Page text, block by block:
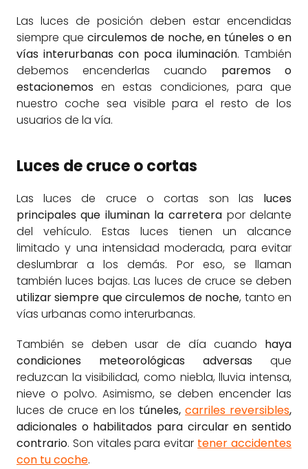
Las luces de posición deben estar encendidas
siempre que circulemos de noche, en túneles o en
vías interurbanas con poca iluminación. También
debemos encenderlas cuando paremos o
estacionemosen estas condiciones, para que
nuestro coche sea visible para el resto de los
usuarios de la vía.
Luces de cruce o cortas
Las luces de cruce o cortas son las luces
principales que iluminan la carretera por delante
del vehículo. Estas luces tienen un alcance
limitado y una intensidad moderada, para evitar
deslumbrar a los demás. Por eso, se llaman
también luces bajas. Las luces de cruce se deben
utilizar siempre que circulemos de noche, tanto en
vías urbanas como interurbanas.
También se deben usar de día cuando haya
condiciones meteorológicas adversas que
reduzcan la visibilidad, como niebla, lluvia intensa,
nieve o polvo. Asimismo, se deben encender las
luces de cruce en los túneles,carriles reversibles,
adicionales o habilitados para circular en sentido
contrario. Son vitales para evitar tener accidentes
con tu coche.